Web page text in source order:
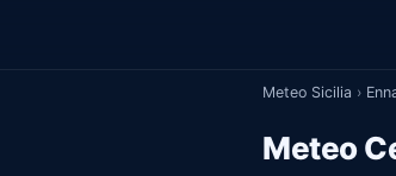
Meteo Sicilia ›
Meteo